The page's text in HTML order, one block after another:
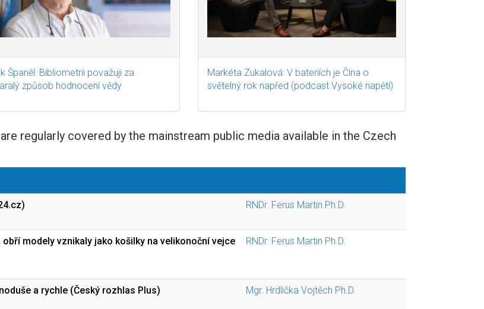
Španěl: Bibliometrii považuji za
způsob hodnocení vědy
Markéta Zukalová: V bateriích je Čína o
světelný rok napřed (podcast Vysoké napětí)
regularly covered by the mainstream public media available in the Czech
RNDr. Ferus Martin Ph.D.
modely vznikaly jako košilky na velikonoční vejce
RNDr. Ferus Martin Ph.D.
a rychle (Český rozhlas Plus) Mgr. Hrdlička Vojtěch Ph.D.